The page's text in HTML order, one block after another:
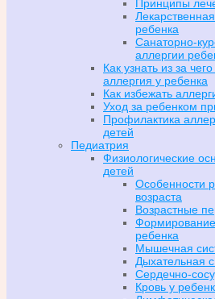
Принципы
ребенка
Санаторно-
аллергии
Как узнать из за
аллергия у ребенка
Как избежать
Уход за ребенком
Профилактика
детей
Педиатрия
Физиологические
детей
Особенности
возраста
Возрастные
ребенка
Мышечная
Дыхательная
Сердечно-
Кровь у